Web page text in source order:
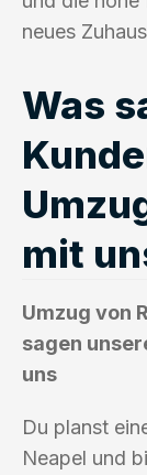
neues
Was
mit
Umzug von
sagen
uns
Du planst
Neapel und